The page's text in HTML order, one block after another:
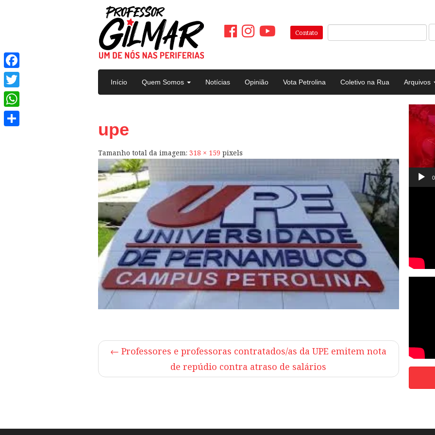
Pular para o conteúdo
Contato
Início Quem Somos Notícias Opinião Vota Petrolina Coletivo na Rua Arquivos
upe
Tamanho total da imagem: 318 × 159 pixels
← Professores e professoras contratados/as da UPE emitem nota
de repúdio contra atraso de salários
vídeo
Facebook
Twitter
WhatsApp